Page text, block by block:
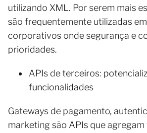
utilizando XML. Por serem mais
são frequentemente utilizadas
corporativos onde segurança e
prioridades.
APIs de terceiros:
funcionalidades
Gateways de pagamento,
marketing são APIs que